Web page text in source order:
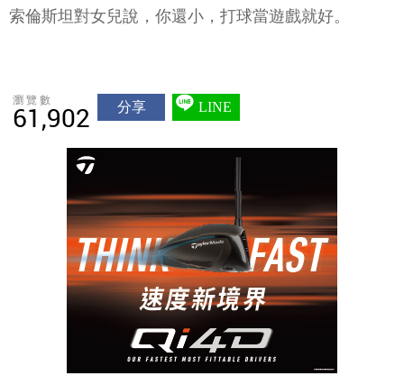
索倫斯坦對女兒說，你還小，打球當遊戲就好。
瀏覽數
61,902 分享 LINE